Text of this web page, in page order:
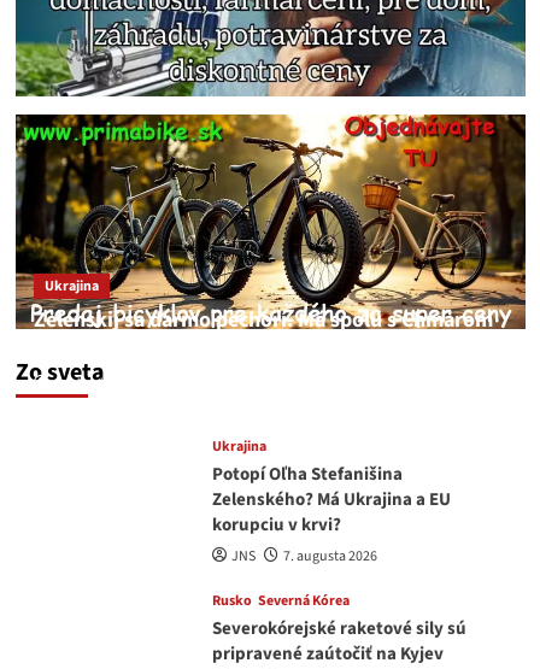
Zo sveta
Ukrajina
Zelenskij sa darmo pechorí. Má spolu s Chmarom
medvedar
Ukrajina
Potopí Oľha Stefanišina
Zelenského? Má Ukrajina a EU
korupciu v krvi?
JNS 7. augusta 2026
Rusko Severná Kórea
Severokórejské raketové sily sú
pripravené zaútočiť na Kyjev